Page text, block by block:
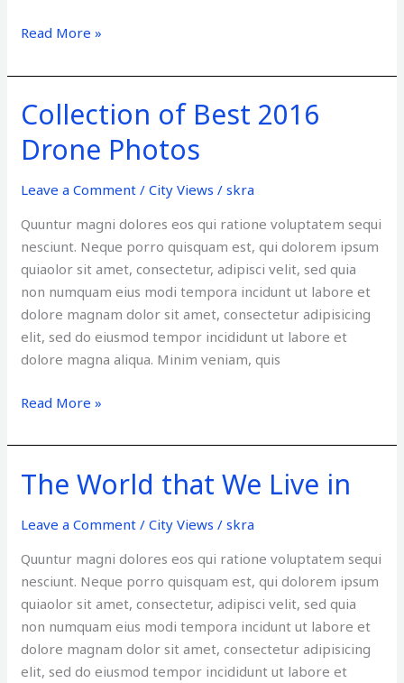
Read More »
Collection of Best 2016
Drone Photos
Leave a Comment /City Views /skra
Quuntur magni dolores eos qui ratione voluptatem sequi
nesciunt. Neque porro quisquam est, qui dolorem ipsum
quiaolor sit amet, consectetur, adipisci velit, sed quia
non numquam eius modi tempora incidunt ut labore et
dolore magnam dolor sit amet, consectetur adipisicing
elit, sed do eiusmod tempor incididunt ut labore et
dolore magna aliqua. Minim veniam, quis
Collection
of
Best
Drone
Photos
Read More »
The World that We Live in
Leave a Comment /City Views /skra
Quuntur magni dolores eos qui ratione voluptatem sequi
nesciunt. Neque porro quisquam est, qui dolorem ipsum
quiaolor sit amet, consectetur, adipisci velit, sed quia
non numquam eius modi tempora incidunt ut labore et
dolore magnam dolor sit amet, consectetur adipisicing
elit, sed do eiusmod tempor incididunt ut labore et
The
World
that
Live
in